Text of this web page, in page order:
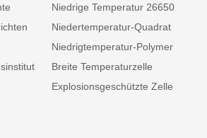
Niedrige Temperatur 26650
Niedertemperatur-Quadrat
Niedrigtemperatur-Polymer
Breite Temperaturzelle
Explosionsgeschützte Zelle